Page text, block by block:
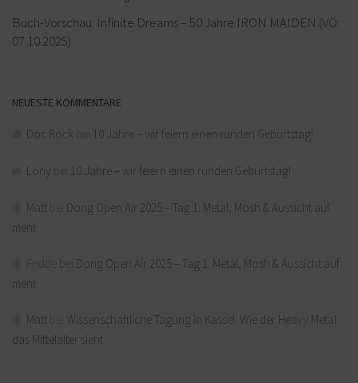
Buch-Vorschau: Infinite Dreams – 50 Jahre IRON MAIDEN (VÖ:
07.10.2025)
NEUESTE KOMMENTARE
Doc Rock 10 Jahre – wir feiern einen runden Geburtstag!
Lony 10 Jahre – wir feiern einen runden Geburtstag!
Matt
Dong Open Air 2025 – Tag 1: Metal, Mosh & Aussicht auf
mehr
Dong Open Air 2025 – Tag 1: Metal, Mosh & Aussicht auf
mehr
Matt
Wissenschaftliche Tagung in Kassel: Wie der Heavy Metal
das Mittelalter sieht